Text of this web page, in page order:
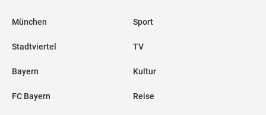
München
Stadtviertel
Bayern
FC Bayern
Sport
TV
Kultur
Reise